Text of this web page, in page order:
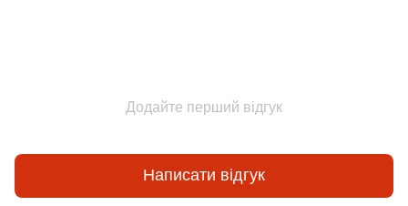
Додайте перший відгук
Написати відгук